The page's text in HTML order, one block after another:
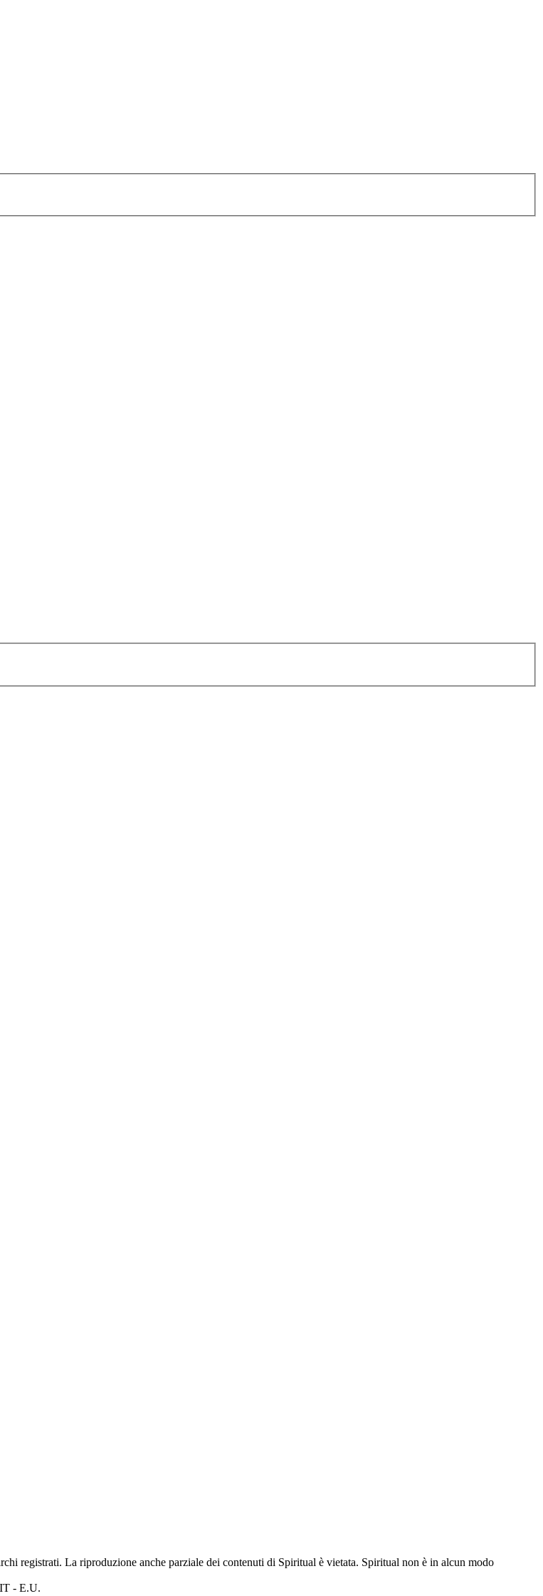
registrati. La riproduzione anche parziale dei contenuti di Spiritual è vietata. Spiritual non è in alcun modo
- E.U.